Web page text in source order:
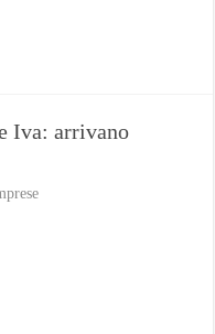
Iva: arrivano